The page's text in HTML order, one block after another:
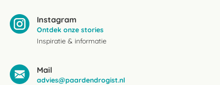
Instagram
Ontdek onze stories
Inspiratie & informatie
Mail
advies@paardendrogist.nl